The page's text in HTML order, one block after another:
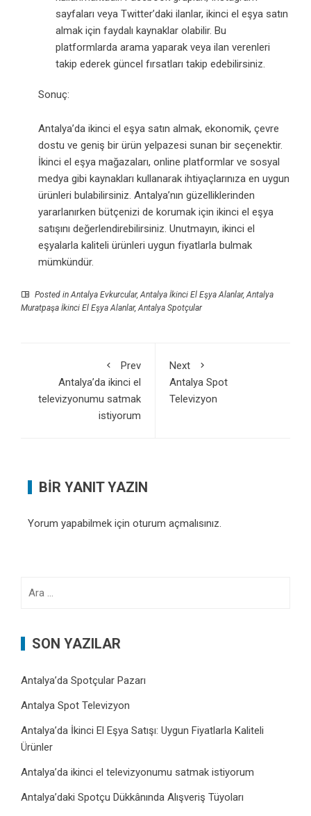
sayfaları veya Twitter’daki ilanlar, ikinci el eşya satın
almak için faydalı kaynaklar olabilir. Bu
platformlarda arama yaparak veya ilan verenleri
takip ederek güncel fırsatları takip edebilirsiniz.
Sonuç:
Antalya’da ikinci el eşya satın almak, ekonomik, çevre
dostu ve geniş bir ürün yelpazesi sunan bir seçenektir.
İkinci el eşya mağazaları, online platformlar ve sosyal
medya gibi kaynakları kullanarak ihtiyaçlarınıza en uygun
ürünleri bulabilirsiniz. Antalya’nın güzelliklerinden
yararlanırken bütçenizi de korumak için ikinci el eşya
satışını değerlendirebilirsiniz. Unutmayın, ikinci el
eşyalarla kaliteli ürünleri uygun fiyatlarla bulmak
mümkündür.
Posted in Antalya Evkurcular, Antalya İkinci El Eşya Alanlar, Antalya
Muratpaşa İkinci El Eşya Alanlar, Antalya Spotçular
Prev
Antalya’da ikinci el
televizyonumu satmak
istiyorum
Next
Antalya Spot
Televizyon
BIR YANIT YAZIN
Yorum yapabilmek için oturum açmalısınız.
SON YAZILAR
Antalya’da Spotçular Pazarı
Antalya Spot Televizyon
Antalya’da İkinci El Eşya Satışı: Uygun Fiyatlarla Kaliteli
Ürünler
Antalya’da ikinci el televizyonumu satmak istiyorum
Antalya’daki Spotçu Dükkânında Alışveriş Tüyoları